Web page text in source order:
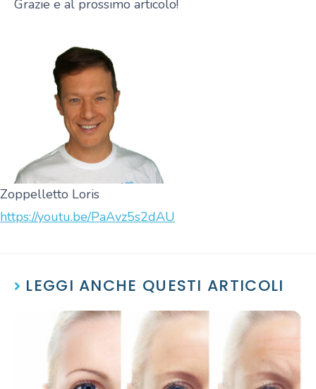
Grazie e al prossimo articolo!
Zoppelletto Loris
https://youtu.be/PaAvz5s2dAU
LEGGI ANCHE QUESTI ARTICOLI